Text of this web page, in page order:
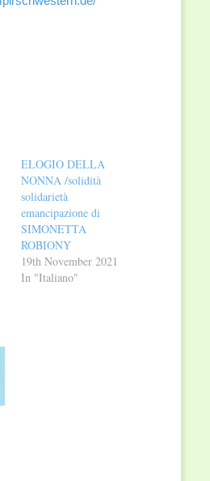
ELOGIO DELLA
NONNA /solidità
solidarietà
emancipazione di
SIMONETTA
ROBIONY
19th November 2021
In "Italiano"